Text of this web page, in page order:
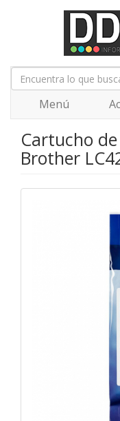
Menú
Cartucho
Brother